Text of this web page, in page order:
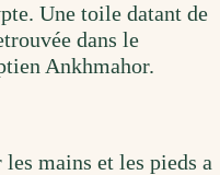
Une toile datant de
dans le
Ankhmahor.
mains et les pieds a